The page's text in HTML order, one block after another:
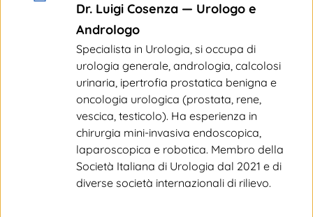
Dr. Luigi Cosenza — Urologo e
Andrologo
Specialista in Urologia, si occupa di
urologia generale, andrologia, calcolosi
urinaria, ipertrofia prostatica benigna e
oncologia urologica (prostata, rene,
vescica, testicolo). Ha esperienza in
chirurgia mini-invasiva endoscopica,
laparoscopica e robotica. Membro della
Società Italiana di Urologia dal 2021 e di
diverse società internazionali di rilievo.